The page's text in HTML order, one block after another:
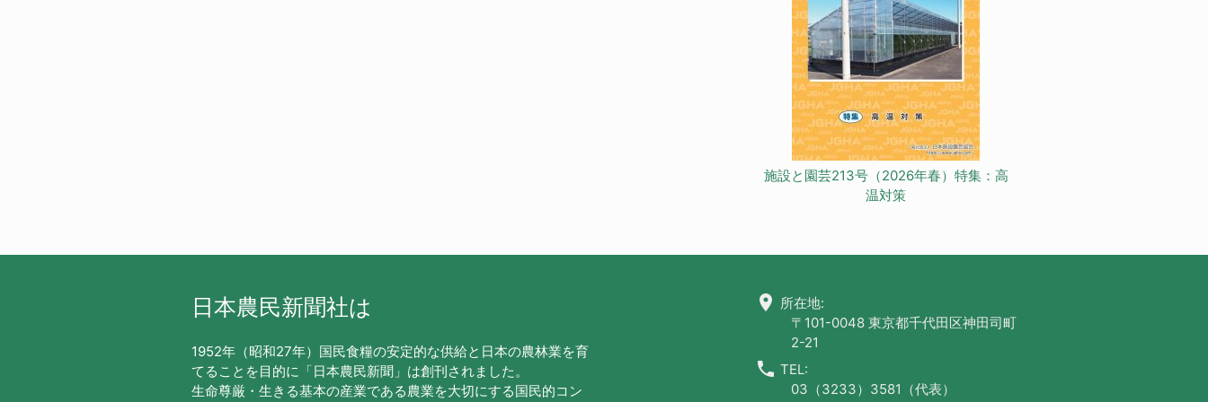
施設と園芸213号（2026年春）特集：高
温対策
日本農民新聞社は
1952年（昭和27年）国民食糧の安定的な供給と日本の農林業を育
てることを目的に「日本農民新聞」は創刊されました。
生命尊厳・生きる基本の産業である農業を大切にする国民的コン
location_on 所在地:
〒101-0048 東京都千代田区神田司町
2-21
call TEL:
03（3233）3581（代表）